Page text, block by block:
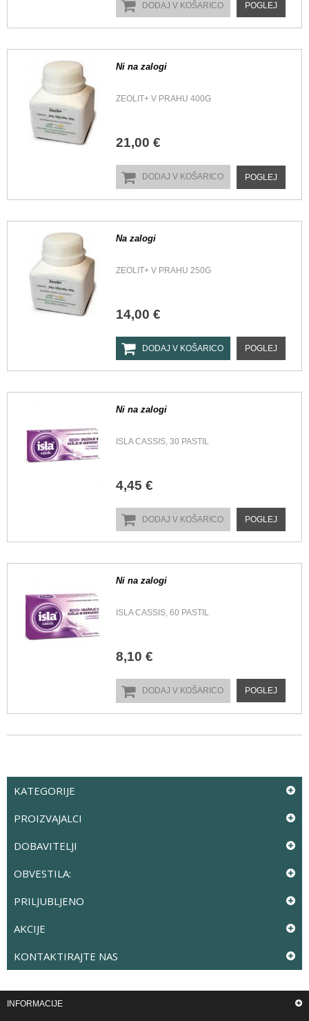
DODAJ V KOŠARICO POGLEJ
Ni na zalogi
ZEOLIT+ V PRAHU 400G
21,00 €
DODAJ V KOŠARICO POGLEJ
Na zalogi
ZEOLIT+ V PRAHU 250G
14,00 €
DODAJ V KOŠARICO POGLEJ
Ni na zalogi
ISLA CASSIS, 30 PASTIL
4,45 €
DODAJ V KOŠARICO POGLEJ
Ni na zalogi
ISLA CASSIS, 60 PASTIL
8,10 €
DODAJ V KOŠARICO POGLEJ
KATEGORIJE
PROIZVAJALCI
DOBAVITELJI
OBVESTILA:
PRILJUBLJENO
AKCIJE
KONTAKTIRAJTE NAS
INFORMACIJE